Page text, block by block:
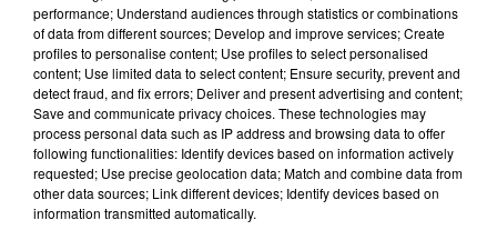
Lecture (1 min 12 sec)
100%
100% Radio l'agenda du Pays catalans
performance; Understand audiences through statistics or combinations
of data from different sources; Develop and improve services; Create
profiles to personalise content; Use profiles to select personalised
content; Use limited data to select content; Ensure security, prevent and
detect fraud, and fix errors; Deliver and present advertising and content;
Save and communicate privacy choices. These technologies may
process personal data such as IP address and browsing data to offer
following functionalities: Identify devices based on information actively
requested; Use precise geolocation data; Match and combine data from
other data sources; Link different devices; Identify devices based on
information transmitted automatically.